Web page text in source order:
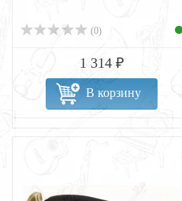
(0)
1 314 ₽
В корзину